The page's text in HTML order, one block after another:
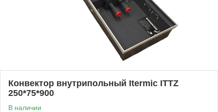
Конвектор внутрипольный Itermic ITTZ
250*75*900
В наличии